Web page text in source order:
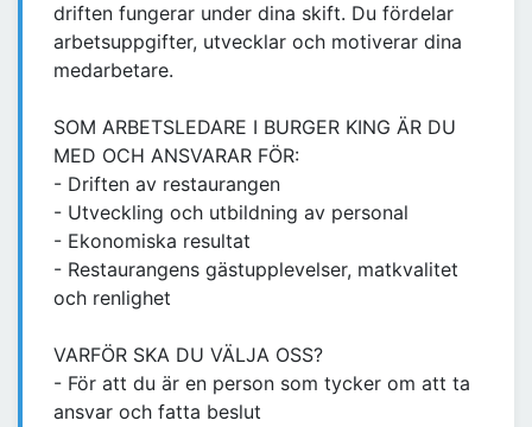
driften fungerar under dina skift. Du fördelar
arbetsuppgifter, utvecklar och motiverar dina
medarbetare.
SOM ARBETSLEDARE I BURGER KING ÄR DU
MED OCH ANSVARAR FÖR:
- Driften av restaurangen
- Utveckling och utbildning av personal
- Ekonomiska resultat
- Restaurangens gästupplevelser, matkvalitet
och renlighet
VARFÖR SKA DU VÄLJA OSS?
- För att du är en person som tycker om att ta
ansvar och fatta beslut